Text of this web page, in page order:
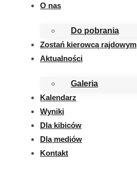
O nas
Do pobrania
Zostań kierowcą rajdowym
Aktualności
Galeria
Kalendarz
Wyniki
Dla kibiców
Dla mediów
Kontakt